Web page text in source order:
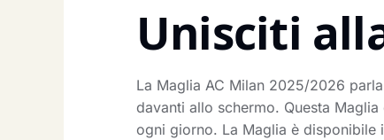
Unisciti
La Maglia AC Milan 2025/2026
davanti allo schermo. Questa
ogni giorno. La Maglia è disponibile